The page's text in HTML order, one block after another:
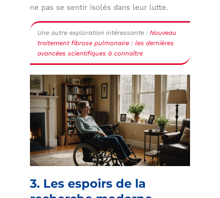
ne pas se sentir isolés dans leur lutte.
Une autre exploration intéressante : Nouveau
traitement fibrose pulmonaire : les dernières
avancées scientifiques à connaître
3. Les espoirs de la